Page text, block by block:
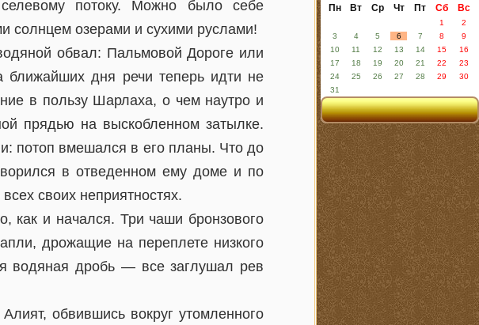
потоку. Можно было себе
солнцем озерами и сухими руслами!
обвал: Пальмовой Дороге или
дня речи теперь идти не
в пользу Шарлаха, о чем наутро и
прядью на выскобленном затылке.
потоп вмешался в его планы. Что до
в отведенном ему доме и по
своих неприятностях.
как и начался. Три чаши бронзового
дрожащие на переплете низкого
водяная дробь — все заглушал рев
обвившись вокруг утомленного
Пн Вт Ср Чт Пт Сб Вс
1
2
3
4 5 6 7 8
9
10
11 12 13 14 15
16
17
18 19 20 21 22
23
24
25 26 27 28 29
30
31